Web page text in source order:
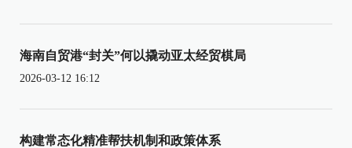
海南自贸港“封关”何以撬动亚太经贸棋局
2026-03-12 16:12
构建常态化精准帮扶机制和政策体系